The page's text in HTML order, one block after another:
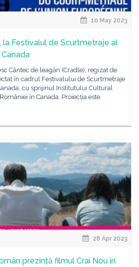
10 May 2023
la Festivalul de Scurtmetraje al
Cântec de leagăn (Cradle), regizat de
în cadrul Festivalului de Scurtmetraje
cu sprijinul Institutului Cultural
în Canada. Proiecția este
28 Apr 2023
prezintă filmul Crai Nou în